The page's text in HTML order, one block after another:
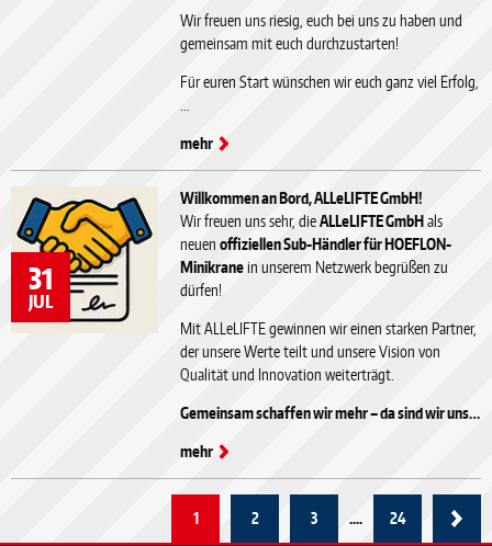
Wir freuen uns riesig, euch bei uns zu haben und
gemeinsam mit euch durchzustarten!
Für euren Start wünschen wir euch ganz viel Erfolg,
mehr
31
JUL
Willkommen an Bord, ALLeLIFTE GmbH!
Wir freuen uns sehr, dieALLeLIFTE GmbHals
neuen offiziellen Sub-Händler für HOEFLON-
Minikranein unserem Netzwerk begrüßen zu
dürfen!
Mit ALLeLIFTE gewinnen wir einen starken Partner,
der unsere Werte teilt und unsere Vision von
Qualität und Innovation weiterträgt.
Gemeinsam schaffen wir mehr – da sind wir uns…
mehr
1 2 3 .... 24